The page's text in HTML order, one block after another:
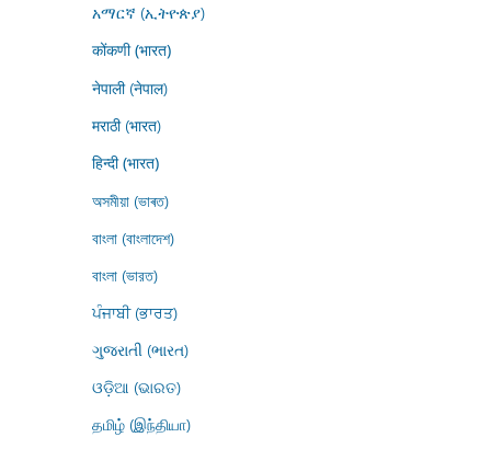
አማርኛ (ኢትዮጵያ)
कोंकणी (भारत)
नेपाली (नेपाल)
मराठी (भारत)
हिन्दी (भारत)
অসমীয়া (ভাৰত)
বাংলা (বাংলাদেশ)
বাংলা (ভারত)
ਪੰਜਾਬੀ (ਭਾਰਤ)
ગુજરાતી (ભારત)
ଓଡ଼ିଆ (ଭାରତ)
தமிழ் (இந்தியா)